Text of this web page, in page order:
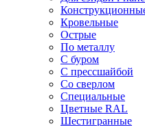
Кровельные
Острые
По металлу
С буром
С прессшайбой
Со сверлом
Специальные
Цветные RAL
Шестигранные